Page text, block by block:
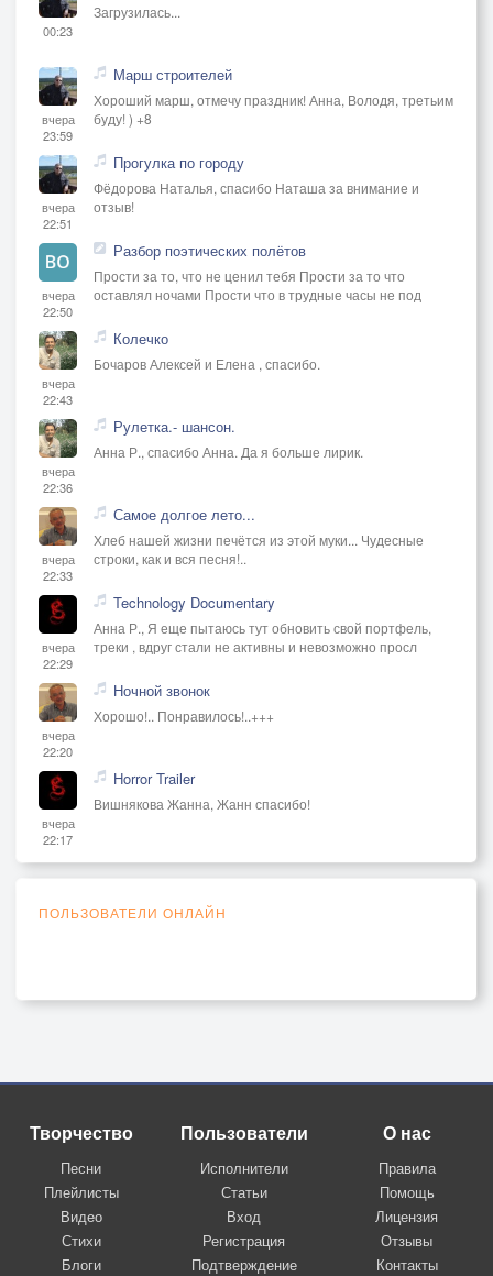
00:23
Загрузилась...
вчера
23:59
Марш строителей
Хороший марш, отмечу праздник! Анна, Володя, третьим
буду! ) +8
вчера
22:51
Прогулка по городу
Фёдорова Наталья, спасибо Наташа за внимание и
отзыв!
вчера
22:50
Разбор поэтических полётов
Прости за то, что не ценил тебя Прости за то что
оставлял ночами Прости что в трудные часы не под
вчера
22:43
Колечко
Бочаров Алексей и Елена , спасибо.
вчера
22:36
Рулетка.- шансон.
Анна Р., спасибо Анна. Да я больше лирик.
вчера
22:33
Самое долгое лето...
Хлеб нашей жизни печётся из этой муки... Чудесные
строки, как и вся песня!..
вчера
22:29
Technology Documentary
Анна Р., Я еще пытаюсь тут обновить свой портфель,
треки , вдруг стали не активны и невозможно просл
вчера
22:20
Ночной звонок
Хорошо!.. Понравилось!..+++
вчера
22:17
Horror Trailer
Вишнякова Жанна, Жанн спасибо!
ПОЛЬЗОВАТЕЛИ ОНЛАЙН
Творчество
Песни
Плейлисты
Видео
Стихи
Блоги
Пользователи
Исполнители
Статьи
Вход
Регистрация
Подтверждение
О нас
Правила
Помощь
Лицензия
Отзывы
Контакты